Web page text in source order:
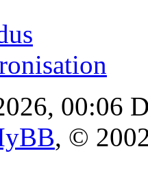
00:06
, ©